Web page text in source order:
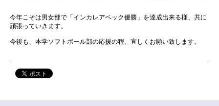
今年こそは男女部で「インカレアベック優勝」を達成出来る様、共に
頑張っていきます。
今後も、本学ソフトボール部の応援の程、宜しくお願い致します。